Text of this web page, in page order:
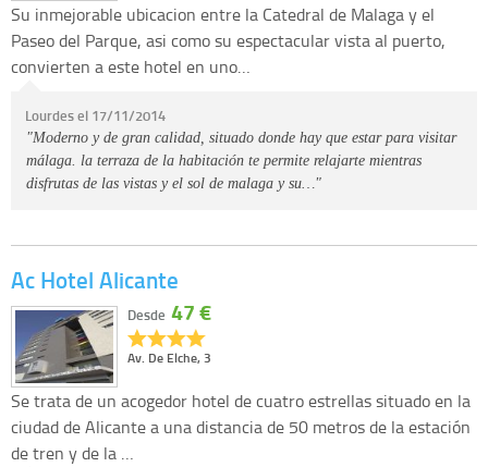
Su inmejorable ubicacion entre la Catedral de Malaga y el
Paseo del Parque, asi como su espectacular vista al puerto,
convierten a este hotel en uno…
Lourdes el 17/11/2014
"Moderno y de gran calidad, situado donde hay que estar para visitar
málaga. la terraza de la habitación te permite relajarte mientras
disfrutas de las vistas y el sol de malaga y su…"
Ac Hotel Alicante
Av. De Elche, 3
Desde 47 €
Se trata de un acogedor hotel de cuatro estrellas situado en la
ciudad de Alicante a una distancia de 50 metros de la estación
de tren y de la …